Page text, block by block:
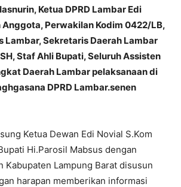
Ketua DPRD Lambar Edi
Anggota, Perwakilan Kodim 0422/LB,
Lambar, Sekretaris Daerah Lambar
Staf Ahli Bupati, Seluruh Assisten
Daerah Lambar pelaksanaan di
DPRD Lambar.senen
Ketua Dewan Edi Novial S.Kom
Hi.Parosil Mabsus dengan
Kabupaten Lampung Barat disusun
harapan memberikan informasi